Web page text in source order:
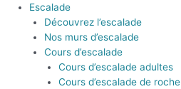
Escalade
Découvrez l’escalade
Nos murs d’escalade
Cours d’escalade
Cours d’escalade adultes
Cours d’escalade de roche